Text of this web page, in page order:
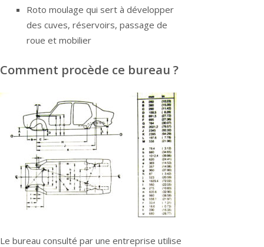
Roto moulage qui sert à développer
des cuves, réservoirs, passage de
roue et mobilier
Comment procède ce bureau ?
Le bureau consulté par une entreprise utilise